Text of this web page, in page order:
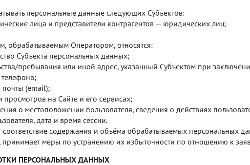
персональные данные следующих Субъектов:
лица и представители контрагентов — юридических лиц;
обрабатываемым Оператором, относятся:
Субъекта персональных данных;
пребывания или иной адрес, указанный Субъектом при
почты (email);
просмотров на Сайте и его сервисах;
о местоположении пользователя, сведения о действиях
дата и время сессии.
соответствие содержания и объёма обрабатываемых персональных
принимает меры по устранению их избыточности по отношению к
ПЕРСОНАЛЬНЫХ ДАННЫХ